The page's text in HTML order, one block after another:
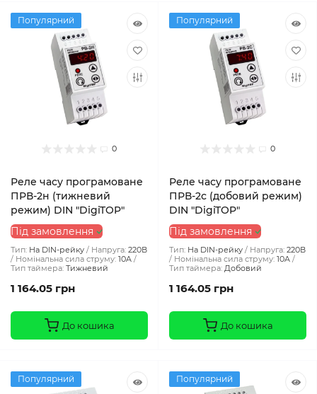
Популярний
0
Реле часу програмоване
ПРВ-2н (тижневий
режим) DIN "DigiTOP"
Під замовлення
Тип: На DIN-рейку Напруга: 220В
Номінальна сила струму: 10A
Тип таймера: Тижневий
1 164.05 грн
До кошика
Популярний
0
Реле часу програмоване
ПРВ-2с (добовий режим)
DIN "DigiTOP"
Під замовлення
Тип: На DIN-рейку Напруга: 220В
Номінальна сила струму: 10A
Тип таймера: Добовий
1 164.05 грн
До кошика
Популярний Популярний